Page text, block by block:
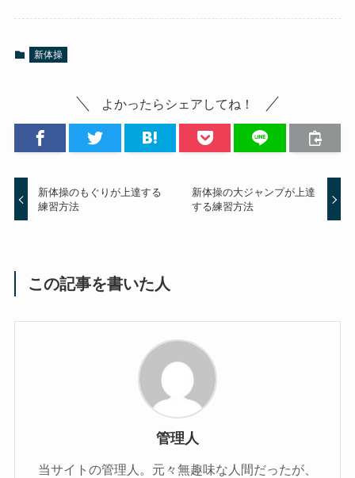
新体操
よかったらシェアしてね！
新体操のもぐりが上達する
練習方法
新体操の大ジャンプが上達
する練習方法
この記事を書いた人
管理人
当サイトの管理人。元々無趣味な人間だったが、